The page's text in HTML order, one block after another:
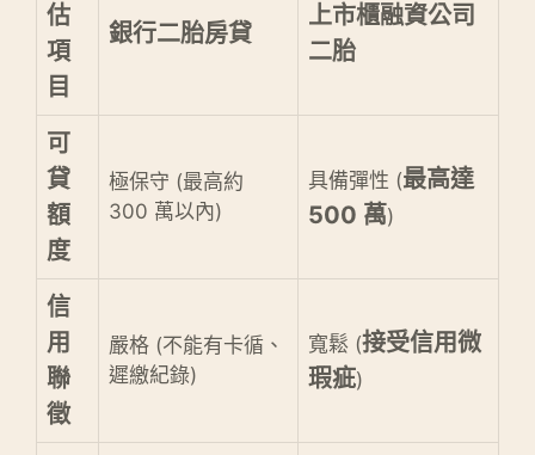
估
項
目
銀行二胎房貸
上市櫃融資公司
二胎
可
貸
額
度
極保守 (最高約
300 萬以內)
具備彈性 (最高達
500 萬)
信
用
聯
徵
嚴格 (不能有卡循、
遲繳紀錄)
寬鬆 (接受信用微
瑕疵)